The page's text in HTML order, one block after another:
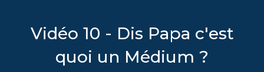
Vidéo 10 - Dis Papa c'est
quoi un Médium ?